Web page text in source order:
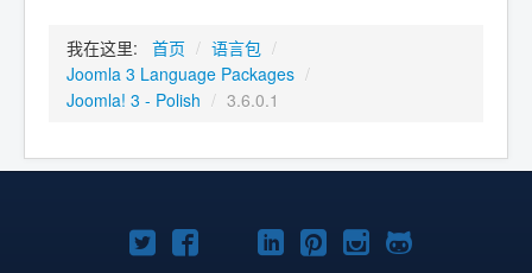
我在这里: 首页 / 语言包 /
Joomla 3 Language Packages /
Joomla! 3 - Polish / 3.6.0.1
TwitterFacebookYouTube
LinkedIn
Pinterest
Instagram
GitHub